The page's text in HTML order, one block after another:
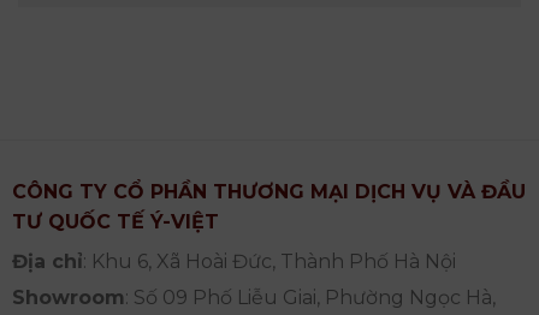
CÔNG TY CỔ PHẦN THƯƠNG MẠI DỊCH VỤ VÀ ĐẦU
TƯ QUỐC TẾ Ý-VIỆT
Địa chỉ: Khu 6, Xã Hoài Đức, Thành Phố Hà Nội
Showroom: Số 09 Phố Liễu Giai, Phường Ngọc Hà,